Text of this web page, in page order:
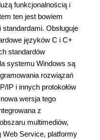
funkcjonalnością i
ten jest bowiem
Obsługuje
języków C i C+
standardów
systemu Windows są
rozwiązań
IP i innych protokołów
wersja tego
z
multimediów,
Web Service, platformy